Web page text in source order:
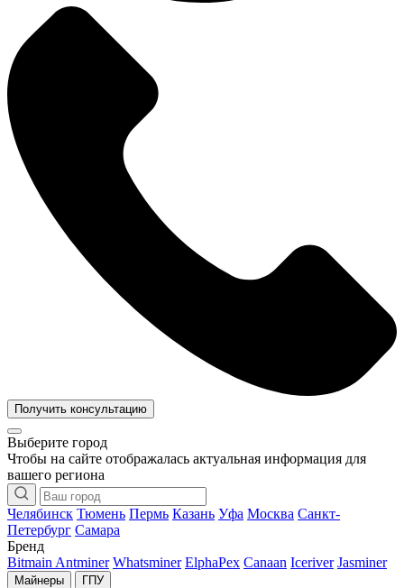
Получить консультацию
Выберите город
Чтобы на сайте отображалась актуальная информация для
вашего региона
Челябинск Тюмень Пермь Казань Уфа Москва Санкт-
Петербург Самара
Бренд
Bitmain Antminer Whatsminer ElphaPex Canaan Iceriver Jasminer
Майнеры ГПУ